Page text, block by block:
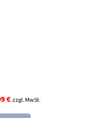
€Aktueller
Preis
zzgl. MwSt.